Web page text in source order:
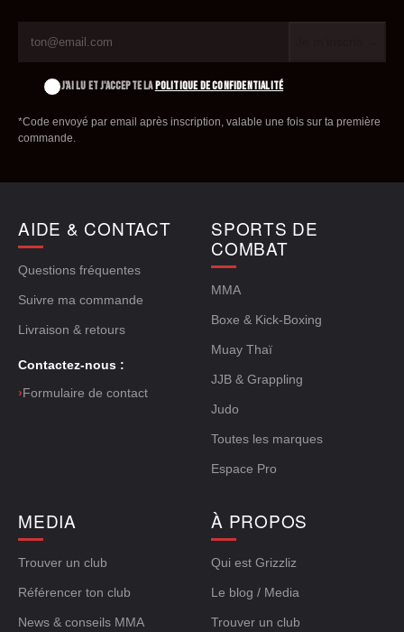
J'AI LU ET J'ACCEPTE LAPOLITIQUE DE CONFIDENTIALITÉ
*Code envoyé par email après inscription, valable une fois sur ta première
commande.
AIDE & CONTACT
Questions fréquentes
Suivre ma commande
Livraison & retours
Contactez-nous :
›Formulaire de contact
SPORTS DE
COMBAT
MMA
Boxe & Kick-Boxing
Muay Thaï
JJB & Grappling
Judo
Toutes les marques
Espace Pro
MEDIA
Trouver un club
Référencer ton club
News & conseils MMA
À PROPOS
Qui est Grizzliz
Le blog / Media
Trouver un club